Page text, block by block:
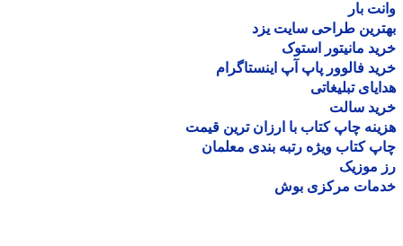
بار
طراحی سایت یزد
مانیتور استوک
فالوور پاپ آپ اینستاگرام
تبلیغاتی
سالت
چاپ کتاب با ارزان ترین قیمت
کتاب ویژه رتبه بندی معلمان
موزیک
مرکزی بوش